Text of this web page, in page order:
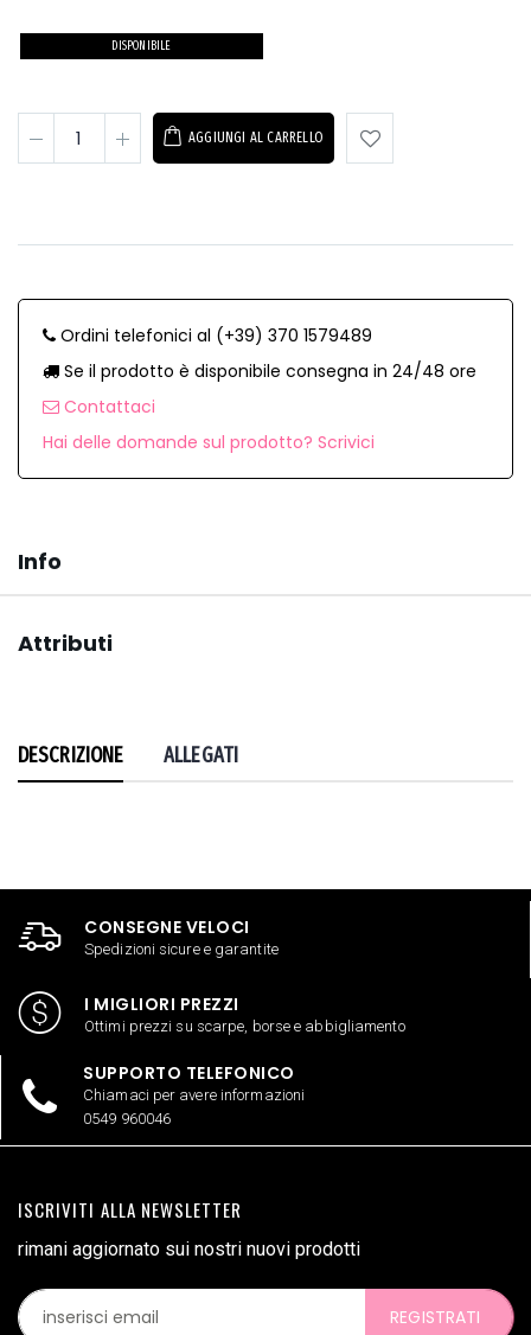
DISPONIBILE
AGGIUNGI AL CARRELLO
Ordini telefonici al (+39) 370 1579489
Se il prodotto è disponibile consegna in 24/48 ore
Contattaci
Hai delle domande sul prodotto? Scrivici
Info
Attributi
DESCRIZIONE ALLEGATI
CONSEGNE VELOCI
Spedizioni sicure e garantite
I MIGLIORI PREZZI
Ottimi prezzi su scarpe, borse e abbigliamento
SUPPORTO TELEFONICO
Chiamaci per avere informazioni
0549 960046
ISCRIVITI ALLA NEWSLETTER
rimani aggiornato sui nostri nuovi prodotti
REGISTRATI